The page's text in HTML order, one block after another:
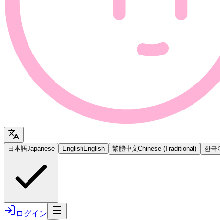
日本語Japanese EnglishEnglish 繁體中文Chinese (Traditional) 한국
ログイン